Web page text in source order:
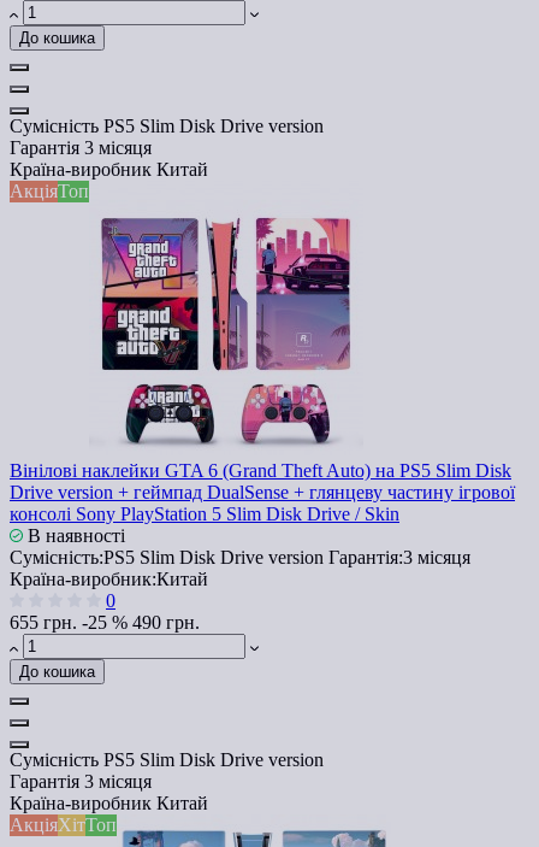
До кошика
Сумісність PS5 Slim Disk Drive version
Гарантія 3 місяця
Країна-виробник Китай
АкціяТоп
Вінілові наклейки GTA 6 (Grand Theft Auto) на PS5 Slim Disk
Drive version + геймпад DualSense + глянцеву частину ігрової
консолі Sony PlayStation 5 Slim Disk Drive / Skin
В наявності
Сумісність:PS5 Slim Disk Drive version Гарантія:3 місяця
Країна-виробник:Китай
0
655 грн. -25 % 490 грн.
До кошика
Сумісність PS5 Slim Disk Drive version
Гарантія 3 місяця
Країна-виробник Китай
АкціяХітТоп